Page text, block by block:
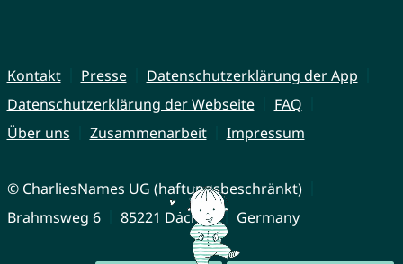
Kontakt Presse
Datenschutzerklärung der App
Datenschutzerklärung der Webseite
FAQ
Über uns
Zusammenarbeit Impressum
© CharliesNames UG (haftungsbeschränkt)
Brahmsweg 6
85221 Dachau Germany